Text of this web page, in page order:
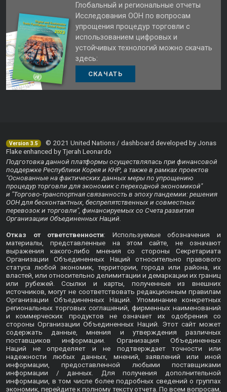
Глобальный и региональные отчеты
Исследования ООН по вопросам
упрощения процедур торговли с
использованием цифровых и
устойчивых технологий можно скачать
здесь:
СКАЧАТЬ
Version 3.5
© 2021 United Nations / dashboard developed by Jonas
Flake enhanced by Tjerah Leonardo
Подготовка данной платформы осуществлялась при финансовой
поддержке Республики Корея и КНР, а также в рамках проектов
"Основанные на фактических данных меры по упрощению
процедур торговли для экономик с переходной экономикой"
и "Торгово-транспортная связанность в эпоху пандемии: решения
ООН для бесконтактных, беспрепятственных и совместных
перевозок и торговли", финансируемых со Счета развития
Организации Объединенных Наций.
Отказ от ответственности: Используемые обозначения и
материалы, представленные на этом сайте, не означают
выражения какого-либо мнения со стороны Секретариата
Организации Объединенных Наций относительно правового
статуса любой экономик, территории, города или района, их
властей, или относительно делимитации и демаркации их границ
или рубежей. Ссылки и карты, полученные из внешних
источников, могут не соответствовать редакционным правилам
Организации Объединенных Наций. Упоминание конкретных
региональных торговых соглашений, фирменных наименований
и коммерческих продуктов не означает их одобрения со
стороны Организации Объединенных Наций. Этот сайт может
содержать данные, мнения и утверждения различных
поставщиков информации. Организация Объединенных
Наций не определяет и не подтверждает точности или
надежности любых данных, мнений, заявлений или иной
информации, предоставленной любыми поставщиками
информации / данных. Для получения дополнительной
информации, в том числе более подробных сведений о группах
экономик, перейдите кполному тексту отчета . По всем вопросам,